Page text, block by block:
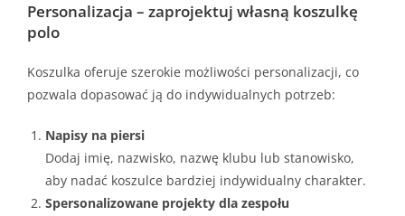
Personalizacja – zaprojektuj własną koszulkę
polo
Koszulka oferuje szerokie możliwości personalizacji, co
pozwala dopasować ją do indywidualnych potrzeb:
Napisy na piersi
Dodaj imię, nazwisko, nazwę klubu lub stanowisko,
aby nadać koszulce bardziej indywidualny charakter.
Spersonalizowane projekty dla zespołu